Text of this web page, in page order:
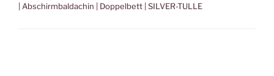
| Abschirmbaldachin | Doppelbett | SILVER-TULLE